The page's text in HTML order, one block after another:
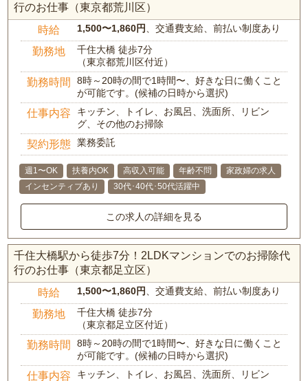
行のお仕事（東京都荒川区）
時給 1,500〜1,860円 、交通費支給、前払い制度あり
勤務地
千住大橋 徒歩7分
（東京都荒川区付近）
勤務時間
8時～20時の間で1時間〜、好きな日に働くこと
が可能です。(候補の日時から選択)
仕事内容
キッチン、トイレ、お風呂、洗面所、リビン
グ、その他のお掃除
契約形態 業務委託
週1〜OK 扶養内OK 高収入可能 年齢不問
家政婦の求人
インセンティブあり
30代･40代･50代活躍中
この求人の詳細を見る
千住大橋駅から徒歩7分！2LDKマンションでのお掃除代
行のお仕事（東京都足立区）
時給 1,500〜1,860円 、交通費支給、前払い制度あり
勤務地
千住大橋 徒歩7分
（東京都足立区付近）
勤務時間
8時～20時の間で1時間〜、好きな日に働くこと
が可能です。(候補の日時から選択)
仕事内容
キッチン、トイレ、お風呂、洗面所、リビン